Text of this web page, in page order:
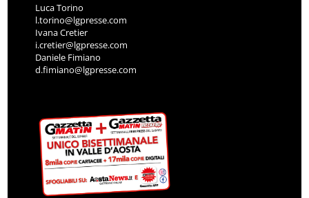
Luca Torino
l.torino@lgpresse.com
Ivana Cretier
i.cretier@lgpresse.com
Daniele Fimiano
d.fimiano@lgpresse.com